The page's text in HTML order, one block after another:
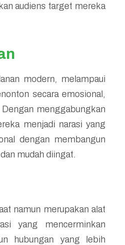
audiens target mereka
modern, melampaui
secara emosional,
menggabungkan
menjadi narasi yang
dengan membangun
mudah diingat.
namun merupakan alat
yang mencerminkan
hubungan yang lebih